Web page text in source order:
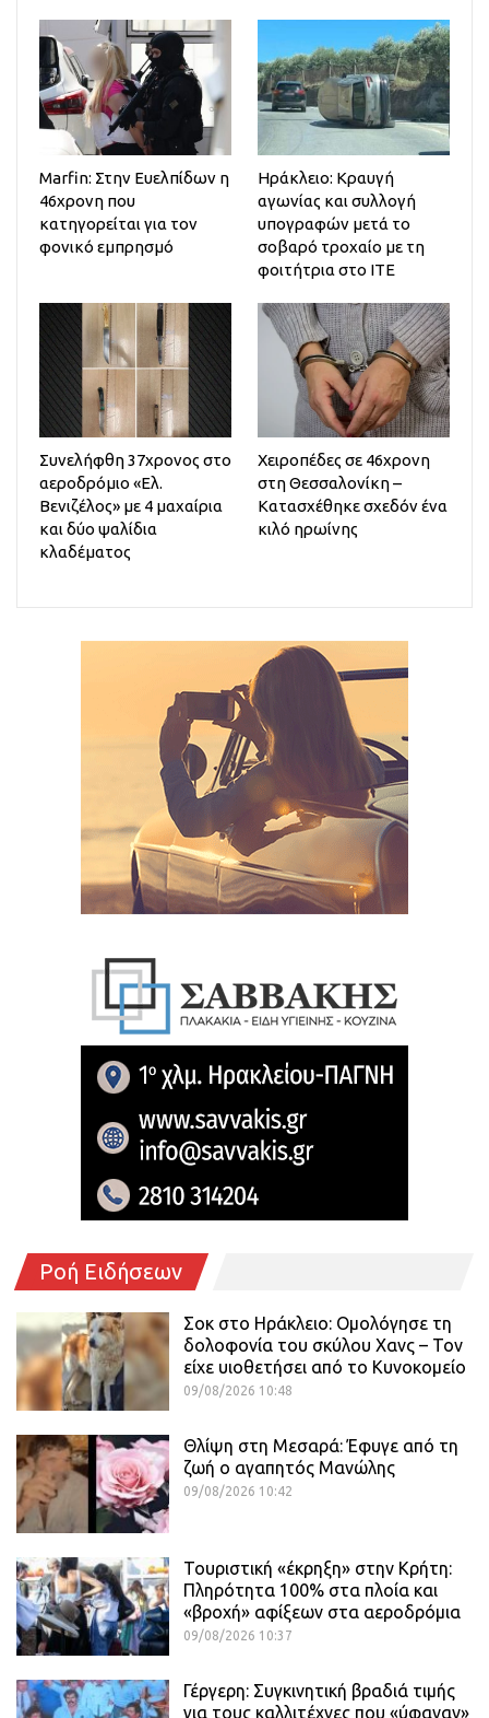
Marfin: Στην Ευελπίδων η
46χρονη που
κατηγορείται για τον
φονικό εμπρησμό
Ηράκλειο: Κραυγή
αγωνίας και συλλογή
υπογραφών μετά το
σοβαρό τροχαίο με τη
φοιτήτρια στο ΙΤΕ
Συνελήφθη 37χρονος στο
αεροδρόμιο «Ελ.
Βενιζέλος» με 4 μαχαίρια
και δύο ψαλίδια
κλαδέματος
Χειροπέδες σε 46χρονη
στη Θεσσαλονίκη –
Κατασχέθηκε σχεδόν ένα
κιλό ηρωίνης
Ροή Ειδήσεων
Σοκ στο Ηράκλειο: Ομολόγησε τη
δολοφονία του σκύλου Χανς – Τον
είχε υιοθετήσει από το Κυνοκομείο
09/08/2026 10:48
Θλίψη στη Μεσαρά: Έφυγε από τη
ζωή ο αγαπητός Μανώλης
09/08/2026 10:42
Τουριστική «έκρηξη» στην Κρήτη:
Πληρότητα 100% στα πλοία και
«βροχή» αφίξεων στα αεροδρόμια
09/08/2026 10:37
Γέργερη: Συγκινητική βραδιά τιμής
για τους καλλιτέχνες που «ύφαναν»